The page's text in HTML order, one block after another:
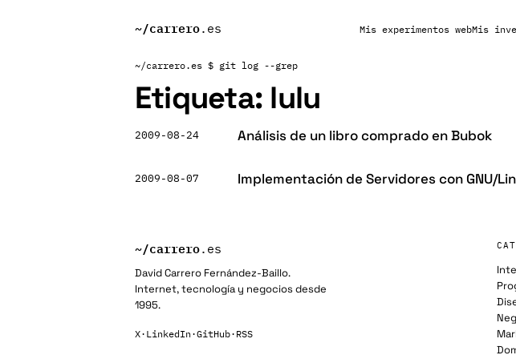
~/carrero.es Mis experimentos webMis
~/carrero.es $ git log --grep
Etiqueta: lulu
2009-08-24 Análisis de un libro comprado en Bubok
2009-08-07 Implementación de Servidores con GNU/
~/carrero.es
David Carrero Fernández-Baillo.
Internet, tecnología y negocios desde
1995.
X· LinkedIn·GitHub· RSS